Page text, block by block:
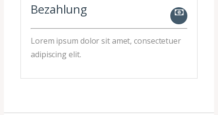
Bezahlung
Lorem ipsum dolor sit amet, consectetuer
adipiscing elit.